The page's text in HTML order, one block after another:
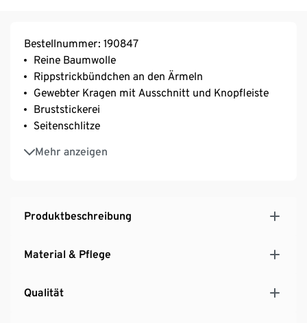
Bestellnummer: 190847
Reine Baumwolle
Rippstrickbündchen an den Ärmeln
Gewebter Kragen mit Ausschnitt und Knopfleiste
Bruststickerei
Seitenschlitze
Mehr anzeigen
Mit Baumwolle
Produktbeschreibung
Material & Pflege
Qualität